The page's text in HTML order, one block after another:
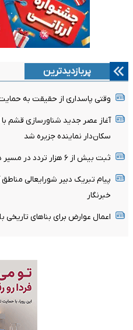
پربازدیدترین
وقتی پاسداری از حقیقت به حمایت
آغاز عصر جدید شناورسازی قشم با
سکان‌دار نماینده جزیره شد
ثبت بیش از ۶ هزار تردد در مسیر دریایی کیش در هفته گذشته
پیام تبریک دبیر شورایعالی
خبرنگار
اعمال عوارض برای بناهای تاریخی